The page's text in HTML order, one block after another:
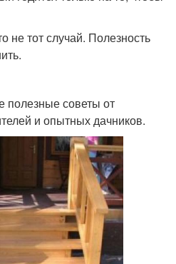
не тот случай. Полезность
полезные советы от
и опытных дачников.